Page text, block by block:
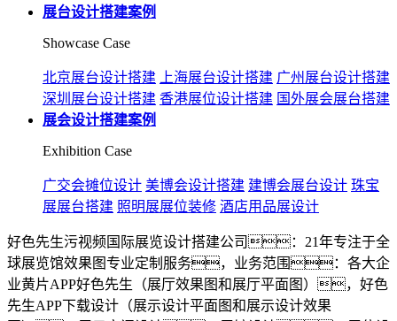
展台设计搭建案例
Showcase Case
北京展台设计搭建 上海展台设计搭建 广州展台设计搭建
深圳展台设计搭建 香港展位设计搭建 国外展会展台搭建
展会设计搭建案例
Exhibition Case
广交会摊位设计 美博会设计搭建 建博会展台设计 珠宝
展展台搭建 照明展展位装修 酒店用品展设计
好色先生污视频国际展览设计搭建公司：21年专注于全
球展览馆效果图专业定制服务，业务范围：各大企
业黄片APP好色先生（展厅效果图和展厅平面图），好色
先生APP下载设计（展示设计平面图和展示设计效果